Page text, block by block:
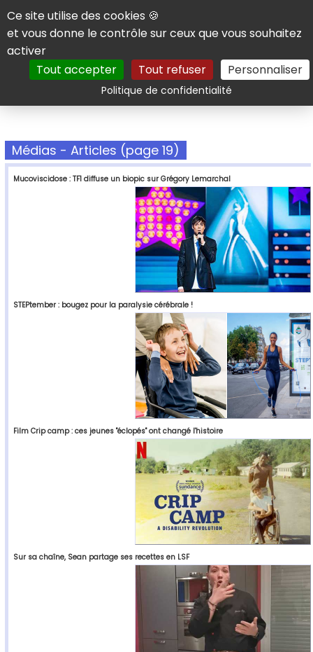
Panneau de gestion des cookies
Ce site utilise des cookies 🍪
et vous donne le contrôle sur ceux que vous souhaitez
activer
Tout accepter
Tout refuser Personnaliser
Politique de confidentialitéRechercher
Médias - Articles (page 19)
Mucoviscidose : TF1 diffuse un biopic sur Grégory Lemarchal
STEPtember : bougez pour la paralysie cérébrale !
Film Crip camp : ces jeunes "éclopés" ont changé l'histoire
Sur sa chaîne, Sean partage ses recettes en LSF